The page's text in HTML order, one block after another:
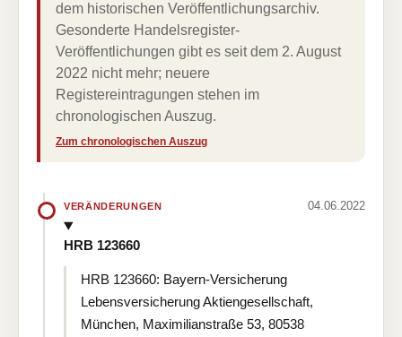
dem historischen Veröffentlichungsarchiv.
Gesonderte Handelsregister-
Veröffentlichungen gibt es seit dem 2. August
2022 nicht mehr; neuere
Registereintragungen stehen im
chronologischen Auszug.
Zum chronologischen Auszug
VERÄNDERUNGEN 04.06.2022
HRB 123660
HRB 123660: Bayern-Versicherung
Lebensversicherung Aktiengesellschaft,
München, Maximilianstraße 53, 80538